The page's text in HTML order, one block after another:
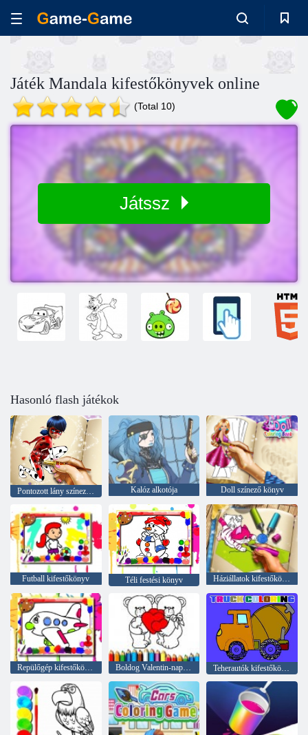
Játék Mandala kifestőkönyvek online
(Total 10)
Játssz
Hasonló flash játékok
Pontozott lány színező könyv Kalóz alkotója Doll színező könyv
Futball kifestőkönyv Téli festési könyv Háziállatok kifestőkönyv
Repülőgép kifestőkönyv Boldog Valentin-nap színezés Teherautók kifestőkönyv